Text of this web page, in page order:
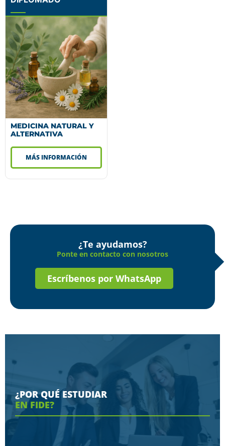
MEDICINA NATURAL Y
ALTERNATIVA
MÁS INFORMACIÓN
¿Te ayudamos?
Ponte en contacto con nosotros
Escríbenos por WhatsApp
¿POR QUÉ ESTUDIAR
EN FIDE?